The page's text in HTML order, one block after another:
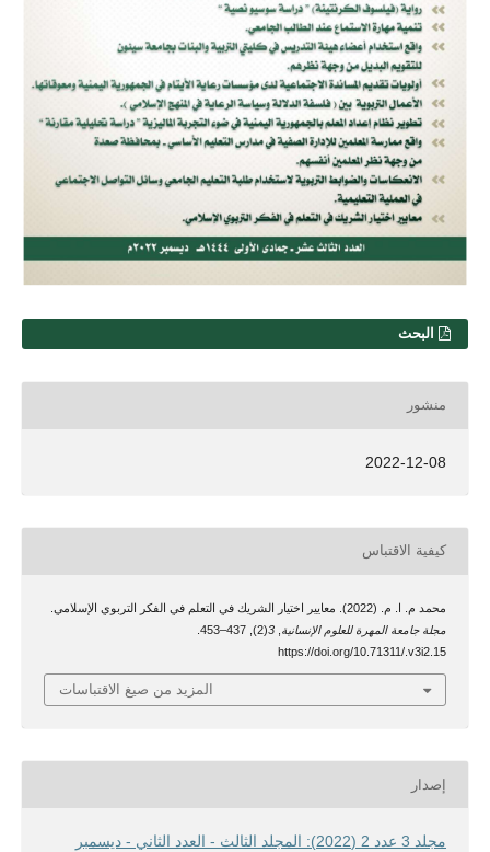
البحث
منشور
2022-12-08
كيفية الاقتباس
محمد م. ا. م. (2022). معايير اختيار الشريك في التعلم في الفكر التربوي الإسلامي.
مجلة جامعة المهرة للعلوم الإنسانية 3
(2), 437–453.
https://doi.org/10.71311/.v3i2.15
المزيد من صيغ الاقتباسات
إصدار
مجلد 3 عدد 2 (2022): المجلد الثالث - العدد الثاني - ديسمبر